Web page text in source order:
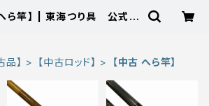
へら竿】 | 東海つり具 公式オ
品】 【中古ロッド】 【中古 へら竿】